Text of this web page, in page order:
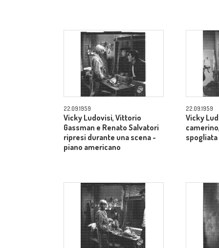
22.09.1959
Vicky Ludovisi, Vittorio
Gassman e Renato Salvatori
ripresi durante una scena -
piano americano
22.09.1959
Vicky